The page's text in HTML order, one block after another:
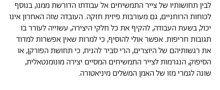
לבין תחושותיו של צייר התמשיחים אל עבודתו הדורשת ממנו, בנוסף
לכוחות הרוחניים, גם מעורבות פיזית חזקה. העובדה שזה האחרון אינו
יכול, בשעת העבודה, להקיף את כל חלקי היצירה, עשוייה לעורר בו
תגובות חריפות. אפשר אולי להוסיף, כי למרות שאין אפשרות למדוד
את רגשותיהם של היוצרים, הרי סביר להניח, כי תחושת הפורקן, או
הסיפוק, הנגרמות לצייר התמשיחים המסיים יצירה מונומנטאלית,
שונה לגמרי מזו של האמן המשלים מיניאטורה.